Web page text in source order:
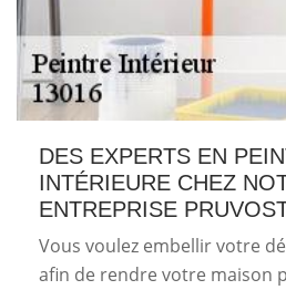
DES EXPERTS EN
INTÉRIEURE CHEZ
ENTREPRISE
Vous voulez embellir votre
afin de rendre votre maison